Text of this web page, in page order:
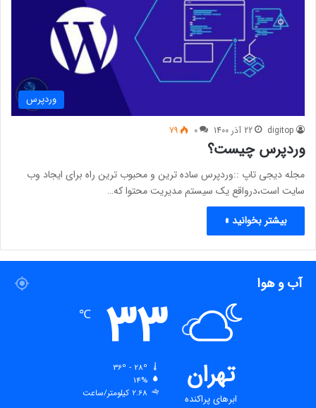
وردپرس
digitop 22 آذر 1400 0
79
وردپرس چیست؟
مجله دیجی تاپ ::وردپرس ساده ترین و محبوب ترین راه برای ایجاد وب
سایت است،درواقع یک سیستم مدیریت محتوا که…
بیشتر بخوانید »
آب و هوا
تهران
ابرهای پراکنده
33
℃
14%
2.68 کیلومتر/ساعت